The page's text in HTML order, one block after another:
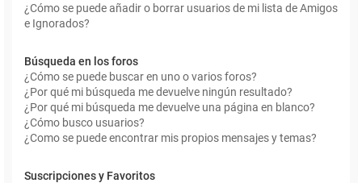
¿Cómo se puede añadir o borrar usuarios de mi lista de Amigos
e Ignorados?
Búsqueda en los foros
¿Cómo se puede buscar en uno o varios foros?
¿Por qué mi búsqueda me devuelve ningún resultado?
¿Por qué mi búsqueda me devuelve una página en blanco?
¿Cómo busco usuarios?
¿Como se puede encontrar mis propios mensajes y temas?
Suscripciones y Favoritos